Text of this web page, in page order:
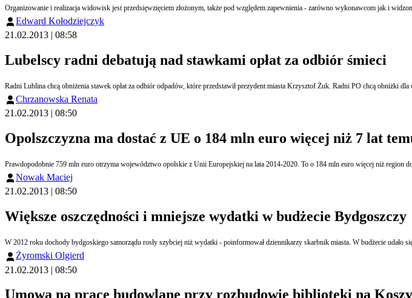
Organizowanie i realizacja widowisk jest przedsięwzięciem złożonym, także pod względem zapewnienia - zarówno wykonawcom jak i
Edward Kołodziejczyk
21.02.2013 | 08:58
Lubelscy radni debatują nad stawkami opłat za odbiór śmieci
Radni Lublina chcą obniżenia stawek opłat za odbiór odpadów, które przedstawił prezydent miasta Krzysztof Żuk. Radni PO chcą obniżki
Chrzanowska Renata
21.02.2013 | 08:50
Opolszczyzna ma dostać z UE o 184 mln euro więcej niż 7 lat
Prawdopodobnie 759 mln euro otrzyma województwo opolskie z Unii Europejskiej na lata 2014-2020. To o 184 mln euro więcej niż region
Nowak Maciej
21.02.2013 | 08:50
Większe oszczędności i mniejsze wydatki w budżecie Bydgoszczy
W 2012 roku dochody bydgoskiego samorządu rosły szybciej niż wydatki - poinformował dziennikarzy skarbnik miasta. W budżecie
Żyromski Olgierd
21.02.2013 | 08:50
Umowa na prace budowlane przy rozbudowie biblioteki na